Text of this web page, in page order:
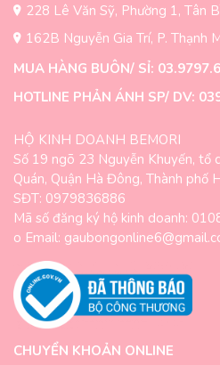
228 Lê Văn Sỹ, Phường 1, Tân
162B Nguyễn Gia Trí, P. Thạnh
MUA HÀNG BUÔN/ SỈ:
HOTLINE PHẢN ÁNH SP/ DV:
HỘ KINH DOANH BEMORI
Số 19 ngõ 23 Nguyễn Khuyến, tổ
Quán, Quận Hà Đông, Thành phố
SĐT: 0979836886
Mã số đăng ký hộ kinh doanh:
o Email:
CHUYỂN KHOẢN ONLINE